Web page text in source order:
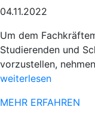
04.11.2022
Um dem
Studierenden und
vorzustellen,
„Sportlicher
beim
weiterlesen
MEHR ERFAHREN